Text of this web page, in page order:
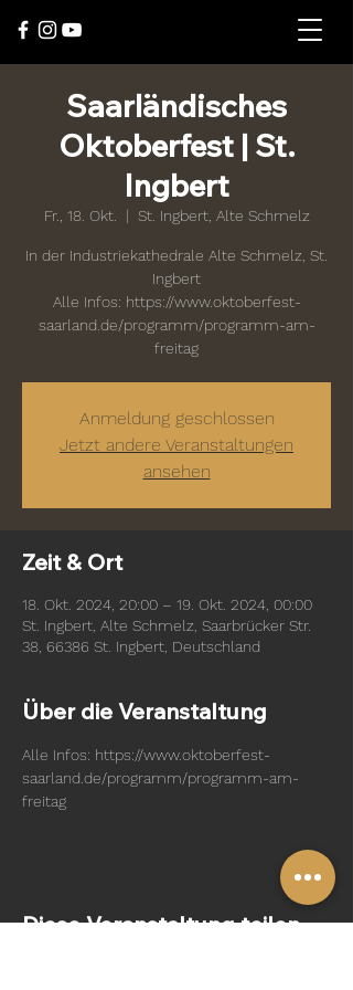
Saarländisches
Oktoberfest | St.
Ingbert
Fr., 18. Okt.
  |
St. Ingbert, Alte Schmelz
In der Industriekathedrale Alte Schmelz, St.
Ingbert
Alle Infos: https://www.oktoberfest-
saarland.de/programm/programm-am-
freitag
Anmeldung geschlossen
Jetzt andere Veranstaltungen
ansehen
Zeit & Ort
18. Okt. 2024, 20:00 – 19. Okt. 2024, 00:00
St. Ingbert, Alte Schmelz, Saarbrücker Str.
38, 66386 St. Ingbert, Deutschland
Über die Veranstaltung
Alle Infos: https://www.oktoberfest-
saarland.de/programm/programm-am-
freitag
Diese Veranstaltung teilen